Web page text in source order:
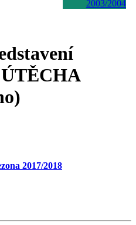
2003/2004
2017/2018